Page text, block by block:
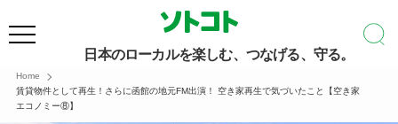
日本のローカルを楽しむ、つなげる、守る。
Home
賃貸物件として再生！さらに函館の地元FM出演！ 空き家再生で気づいたこと【空き家
エコノミー⑧】